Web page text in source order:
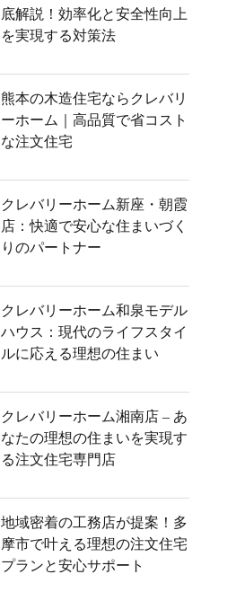
底解説！効率化と安全性向上
を実現する対策法
熊本の木造住宅ならクレバリ
ーホーム｜高品質で省コスト
な注文住宅
クレバリーホーム新座・朝霞
店：快適で安心な住まいづく
りのパートナー
クレバリーホーム和泉モデル
ハウス：現代のライフスタイ
ルに応える理想の住まい
クレバリーホーム湘南店 – あ
なたの理想の住まいを実現す
る注文住宅専門店
地域密着の工務店が提案！多
摩市で叶える理想の注文住宅
プランと安心サポート